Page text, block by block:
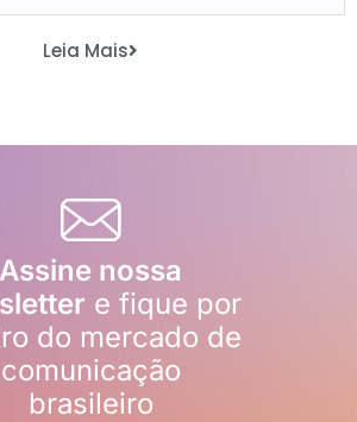
Leia Mais
Assine nossa
e fique por
do mercado de
comunicação
brasileiro